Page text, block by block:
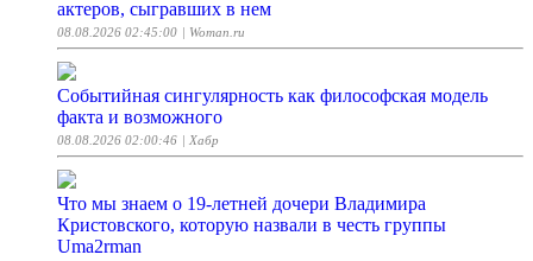
актеров, сыгравших в нем
08.08.2026 02:45:00 | Woman.ru
Событийная сингулярность как философская модель
факта и возможного
08.08.2026 02:00:46 | Хабр
Что мы знаем о 19-летней дочери Владимира
Кристовского, которую назвали в честь группы
Uma2rman